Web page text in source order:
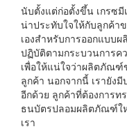
นับตั้งแต่ก่อตั้งขึ้น เกรซ
น่าประทับใจให้กับลูกค้าข
เองสำหรับการออกแบ
ปฏิบัติตามกระบวนการค
เพื่อให้แน่ใจว่าผลิตภัณฑ์
ลูกค้า นอกจากนี้ เรายัง
อีกด้วย ลูกค้าที่ต้องการท
ธนบัตรปลอมผลิตภัณฑ์ให
เรา